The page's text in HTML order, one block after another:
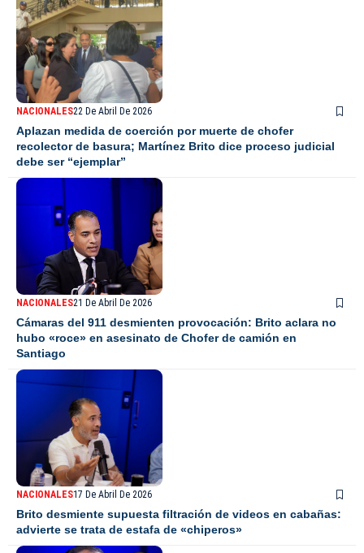
NACIONALES22 De Abril De 2026
Aplazan medida de coerción por muerte de chofer
recolector de basura; Martínez Brito dice proceso judicial
debe ser “ejemplar”
NACIONALES21 De Abril De 2026
Cámaras del 911 desmienten provocación: Brito aclara no
hubo «roce» en asesinato de Chofer de camión en
Santiago
NACIONALES17 De Abril De 2026
Brito desmiente supuesta filtración de videos en cabañas:
advierte se trata de estafa de «chiperos»